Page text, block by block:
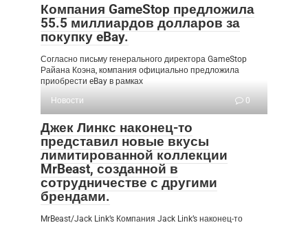
Компания GameStop предложила
55.5 миллиардов долларов за
покупку eBay.
Согласно письму генерального директора GameStop
Райана Коэна, компания официально предложила
приобрести eBay в рамках
Новости
0
Джек Линкс наконец-то
представил новые вкусы
лимитированной коллекции
MrBeast, созданной в
сотрудничестве с другими
брендами.
MrBeast/Jack Link’s Компания Jack Link’s наконец-то